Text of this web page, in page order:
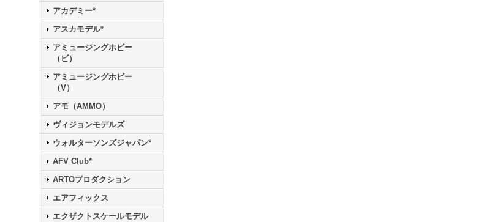
アカデミー*
アスカモデル*
アミュージングホビー
（ビ）
アミュージングホビー
（V）
アモ（AMMO）
ヴィジョンモデルズ
ウォルターソンズジャパン*
AFV Club*
ARTOプロダクション
エアフィックス
エクザクトスケールモデル